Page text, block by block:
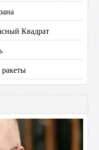
Квадрат